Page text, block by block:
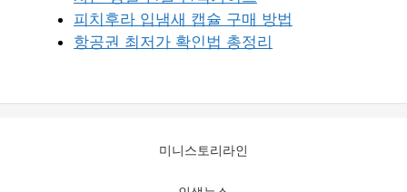
피치후라 입냄새 캡슐 구매 방법
항공권 최저가 확인법 총정리
미니스토리라인